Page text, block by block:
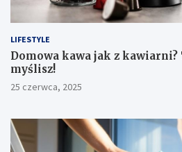
LIFESTYLE
​Domowa kawa jak z kawiarni?
myślisz!
25 czerwca, 2025